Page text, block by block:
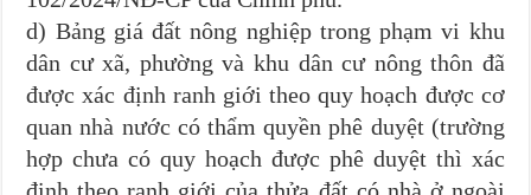
d) Bảng giá đất nông nghiệp trong phạm vi khu
dân cư xã, phường và khu dân cư nông thôn đã
được xác định ranh giới theo quy hoạch được cơ
quan nhà nước có thẩm quyền phê duyệt (trường
hợp chưa có quy hoạch được phê duyệt thì xác